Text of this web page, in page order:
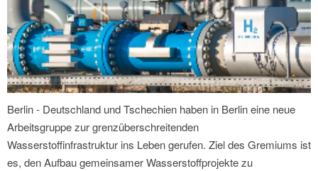
Berlin - Deutschland und Tschechien haben in Berlin eine neue
Arbeitsgruppe zur grenzüberschreitenden
Wasserstoffinfrastruktur ins Leben gerufen. Ziel des Gremiums ist
es, den Aufbau gemeinsamer Wasserstoffprojekte zu